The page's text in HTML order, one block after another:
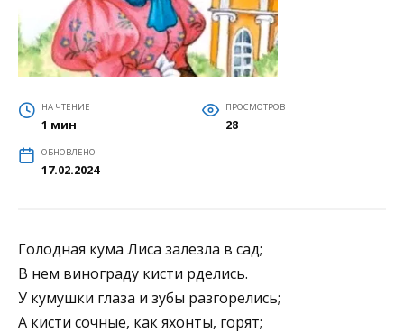
НА ЧТЕНИЕ
1 мин
ПРОСМОТРОВ
28
ОБНОВЛЕНО
17.02.2024
Голодная кума Лиса залезла в сад;
В нем винограду кисти рделись.
У кумушки глаза и зубы разгорелись;
А кисти сочные, как яхонты, горят;